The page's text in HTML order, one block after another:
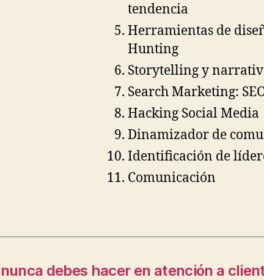
tendencia
Herramientas de
Hunting
Storytelling y
Search Marketing:
Hacking Social Media
Dinamizador de
Identificación de
Comunicación
debes hacer en atención a